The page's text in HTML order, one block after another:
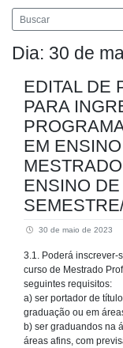
Dia: 30 de
EDITAL DE
PARA
EM
ENSINO
30 de maio de 2023
3.1. Poderá inscrever-
curso de Mestrado
seguintes requisitos:
a) ser portador de
graduação ou em
b) ser graduandos na
áreas afins, com